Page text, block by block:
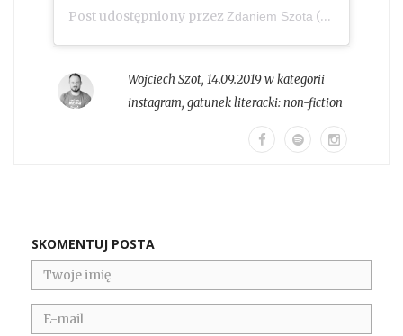
Post udostępniony przez Zdaniem Szota (@zdaniem_szota)
Wojciech Szot, 14.09.2019 w kategorii
instagram, gatunek literacki:non-fiction
SKOMENTUJ POSTA